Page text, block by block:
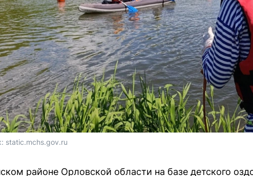
static.mchs.gov.ru
районе Орловской области на базе детского